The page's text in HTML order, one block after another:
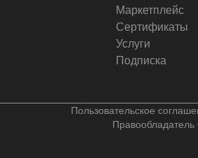
Маркетплейс
Сертификаты
Услуги
Подписка
Пользовательское